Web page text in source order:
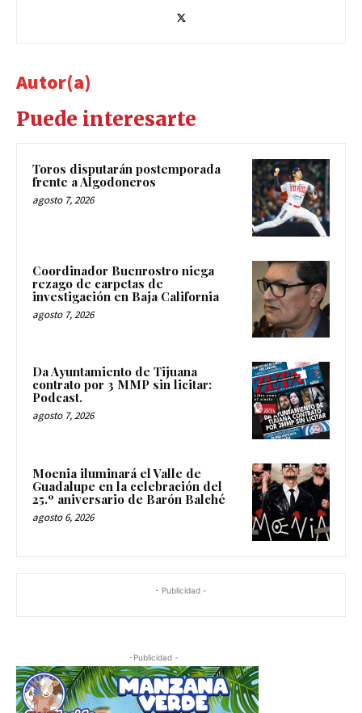
Autor(a)
Puede interesarte
Toros disputarán postemporada
frente a Algodoneros
agosto 7, 2026
Coordinador Buenrostro niega
rezago de carpetas de
investigación en Baja California
agosto 7, 2026
Da Ayuntamiento de Tijuana
contrato por 3 MMP sin licitar:
Podcast.
agosto 7, 2026
Moenia iluminará el Valle de
Guadalupe en la celebración del
25.º aniversario de Barón Balché
agosto 6, 2026
- Publicidad -
-Publicidad -